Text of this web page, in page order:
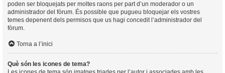
poden ser bloquejats per moltes raons per part d’un moderador o un
administrador del fòrum. És possible que pugueu bloquejar els vostres
temes depenent dels permisos que us hagi concedit l’administrador del
fòrum.
Torna a l’inici
Què són les icones de tema?